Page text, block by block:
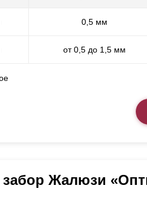
0,5 мм
от 0,5 до 1,5 мм
Жалюзи